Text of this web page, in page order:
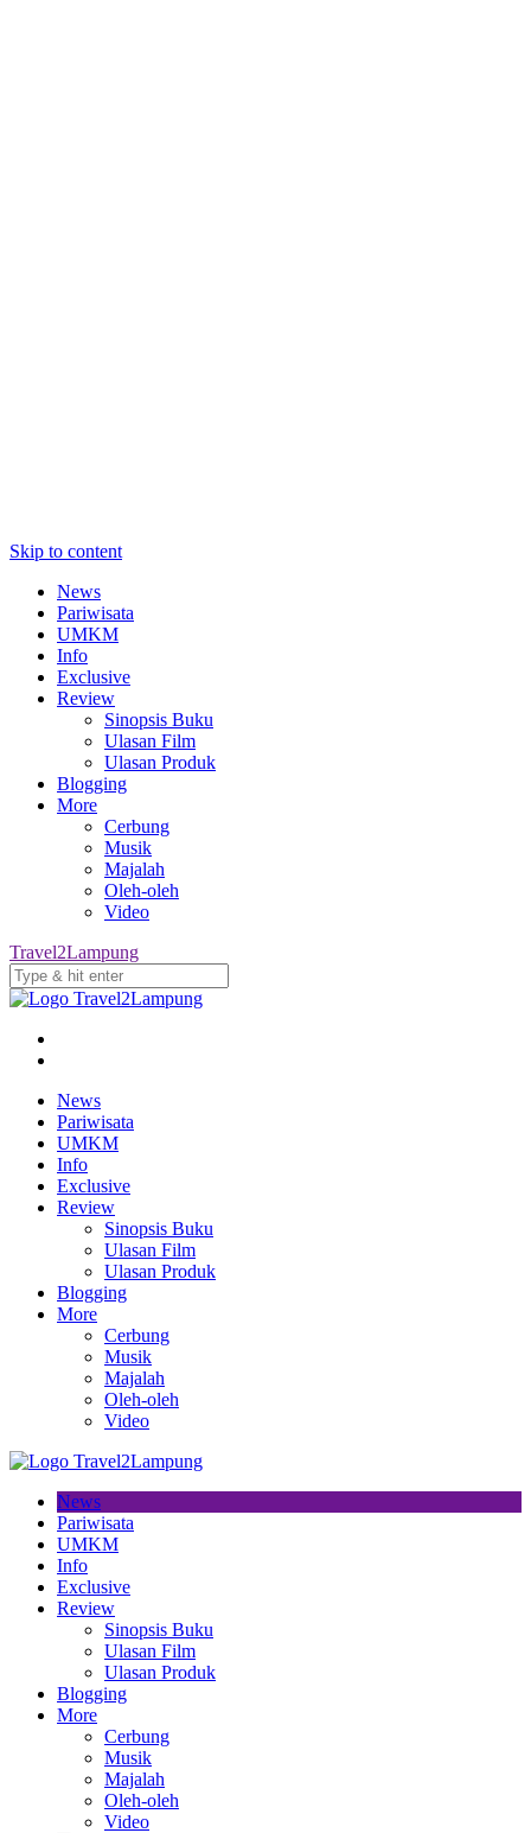
Skip to content
News
Pariwisata
UMKM
Info
Exclusive
Review
Sinopsis Buku
Ulasan Film
Ulasan Produk
Blogging
More
Cerbung
Musik
Majalah
Oleh-oleh
Video
Travel2Lampung
News
Pariwisata
UMKM
Info
Exclusive
Review
Sinopsis Buku
Ulasan Film
Ulasan Produk
Blogging
More
Cerbung
Musik
Majalah
Oleh-oleh
Video
News
Pariwisata
UMKM
Info
Exclusive
Review
Sinopsis Buku
Ulasan Film
Ulasan Produk
Blogging
More
Cerbung
Musik
Majalah
Oleh-oleh
Video